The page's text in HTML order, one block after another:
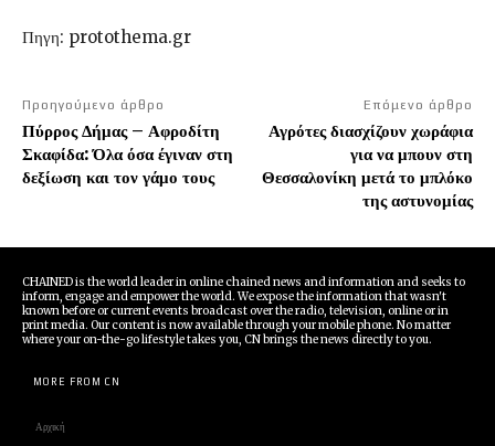
Πηγη: protothema.gr
Προηγούμενο άρθρο
Πύρρος Δήμας – Αφροδίτη
Σκαφίδα: Όλα όσα έγιναν στη
δεξίωση και τον γάμο τους
Επόμενο άρθρο
Αγρότες διασχίζουν χωράφια
για να μπουν στη
Θεσσαλονίκη μετά το μπλόκο
της αστυνομίας
CHAINED is the world leader in online chained news and information and seeks to
inform, engage and empower the world. We expose the information that wasn't
known before or current events broadcast over the radio, television, online or in
print media. Our content is now available through your mobile phone. No matter
where your on-the-go lifestyle takes you, CN brings the news directly to you.
MORE FROM CN
Αρχική